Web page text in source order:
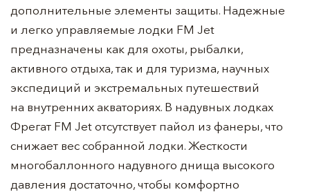
дополнительные элементы защиты. Надежные
и легко управляемые лодки FM Jet
предназначены как для охоты, рыбалки,
активного отдыха, так и для туризма, научных
экспедиций и экстремальных путешествий
на внутренних акваториях. В надувных лодках
Фрегат FM Jet отсутствует пайол из фанеры, что
снижает вес собранной лодки. Жесткости
многобаллонного надувного днища высокого
давления достаточно, чтобы комфортно